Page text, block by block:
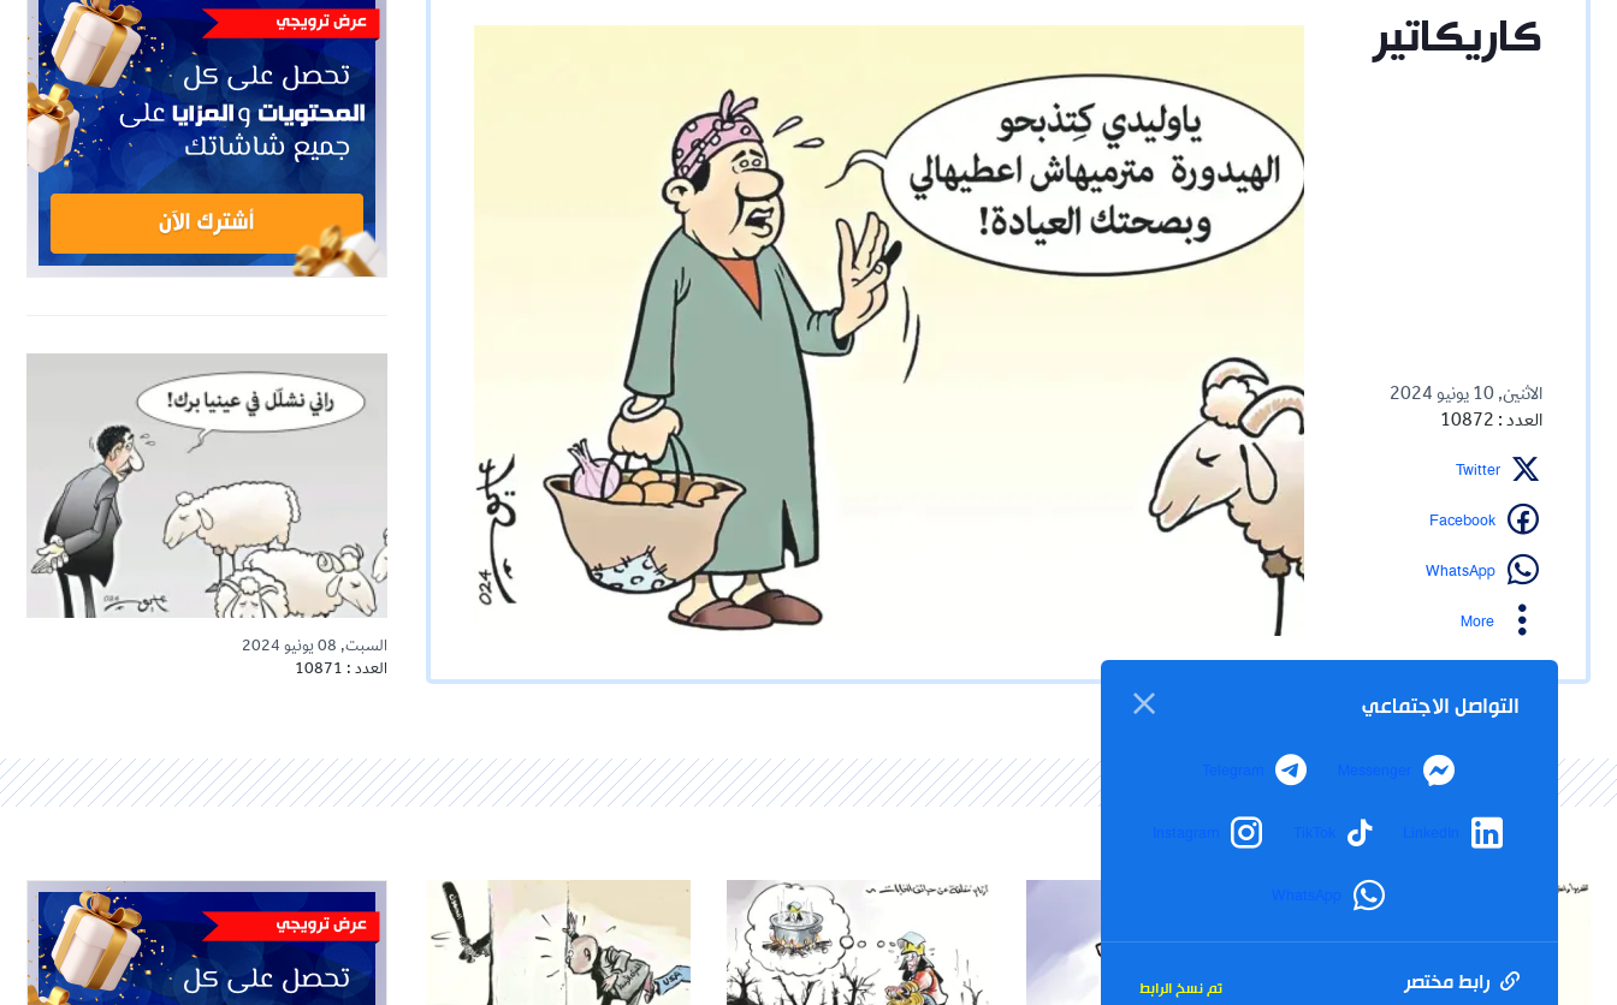
كاريكاتير
الاثنين, 10 يونيو 2024
العدد : 10872
Twitter
Facebook
WhatsApp
More
التواصل الاجتماعي
Messenger
Telegram
LinkedIn
TikTok
Instagram
WhatsApp
رابط مختصر تم نسخ الرابط
السبت, 08 يونيو 2024
العدد : 10871